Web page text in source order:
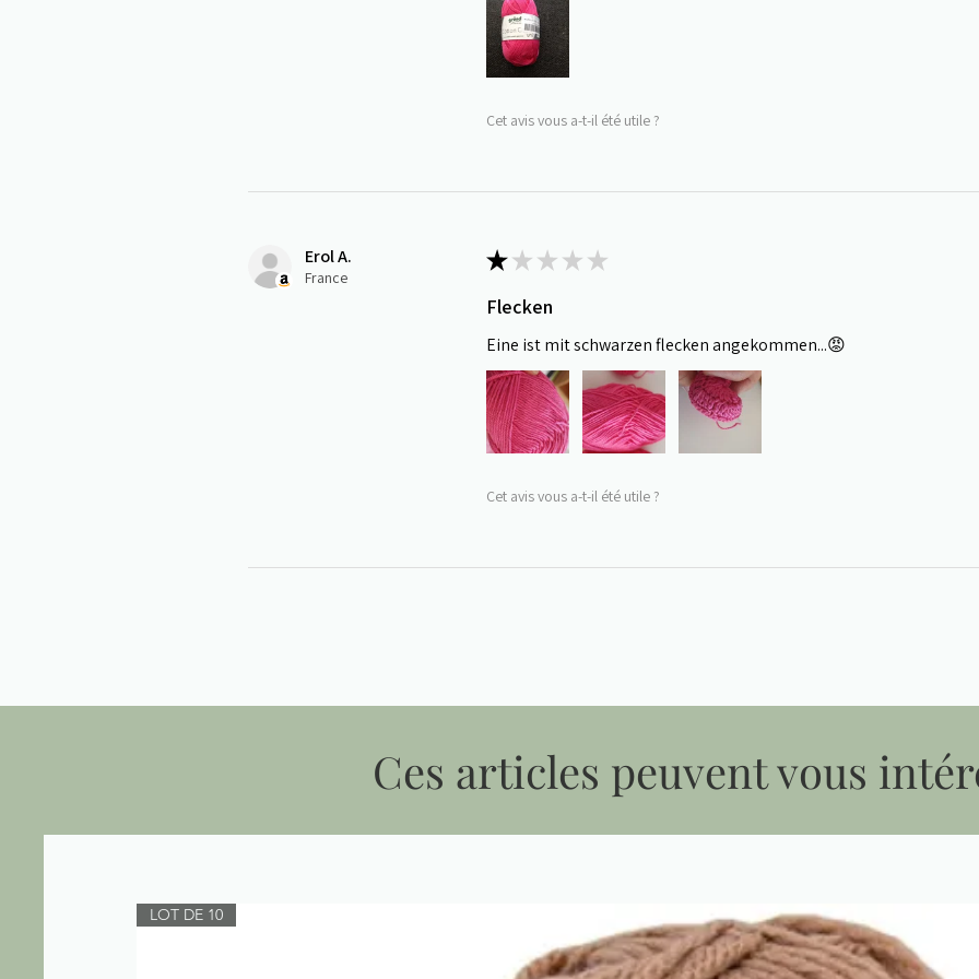
Cet avis vous a-t-il été utile ?
Erol A.
France
★ ★ ★ ★ ★
Flecken
Eine ist mit schwarzen flecken angekommen...😡
Cet avis vous a-t-il été utile ?
Ces articles peuvent vous
LOT DE 10